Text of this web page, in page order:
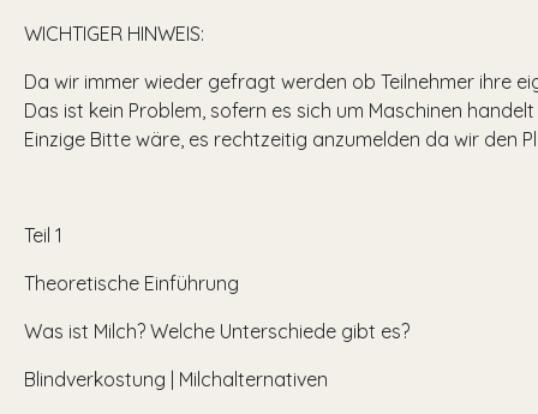
WICHTIGER HINWEIS:
Da wir immer wieder gefragt werden ob Teilnehmer ihre
Das ist kein Problem, sofern es sich um Maschinen
Einzige Bitte wäre, es rechtzeitig anzumelden da wir den
Teil 1
Theoretische Einführung
Was ist Milch? Welche Unterschiede gibt es?
Blindverkostung | Milchalternativen